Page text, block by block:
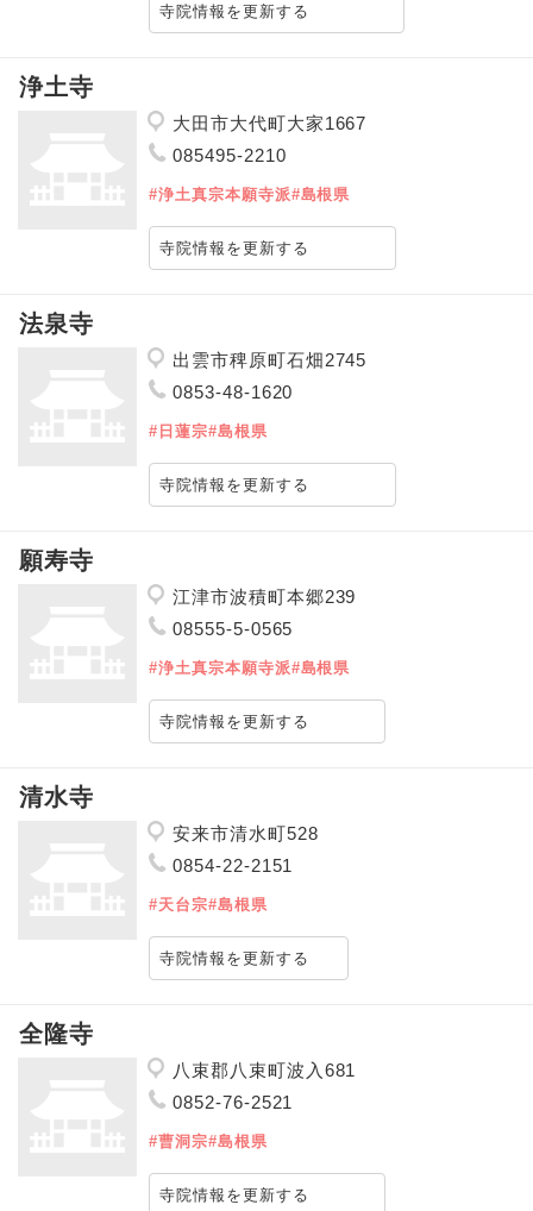
寺院情報を更新する
浄土寺
大田市大代町大家1667
085495-2210
#浄土真宗本願寺派#島根県
寺院情報を更新する
法泉寺
出雲市稗原町石畑2745
0853-48-1620
#日蓮宗#島根県
寺院情報を更新する
願寿寺
江津市波積町本郷239
08555-5-0565
#浄土真宗本願寺派#島根県
寺院情報を更新する
清水寺
安来市清水町528
0854-22-2151
#天台宗#島根県
寺院情報を更新する
全隆寺
八束郡八束町波入681
0852-76-2521
#曹洞宗#島根県
寺院情報を更新する